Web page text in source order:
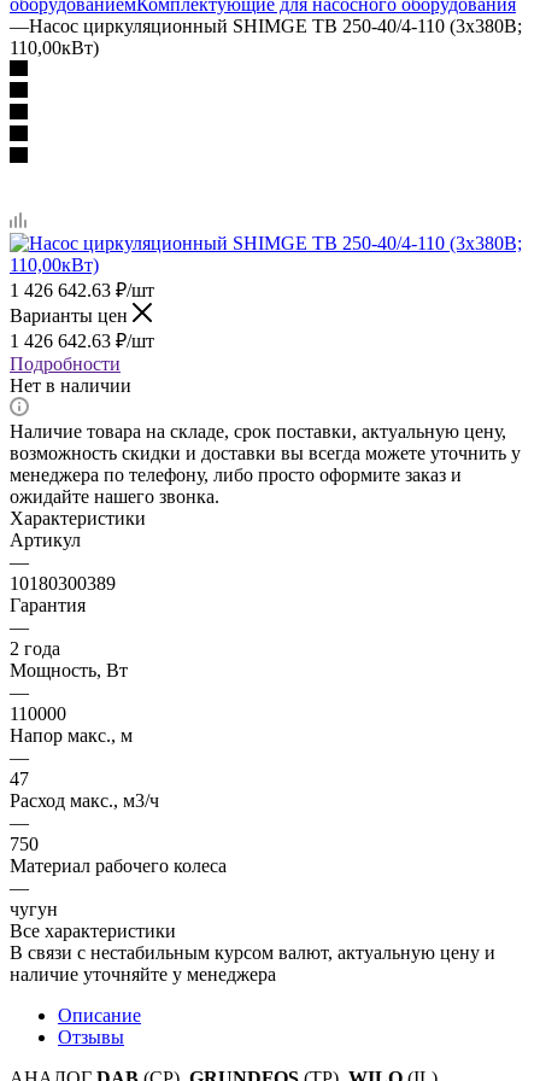
—Насос циркуляционный SHIMGE TB 250-40/4-110 (3х380В;
110,00кВт)
1 426 642.63 ₽/шт
Варианты цен
1 426 642.63 ₽/шт
Подробности
Нет в наличии
Наличие товара на складе, срок поставки, актуальную цену,
возможность скидки и доставки вы всегда можете уточнить у
менеджера по телефону, либо просто оформите заказ и
ожидайте нашего звонка.
Характеристики
Артикул
—
10180300389
Гарантия
—
2 года
Мощность, Вт
—
110000
Напор макс., м
—
47
Расход макс., м3/ч
—
750
Материал рабочего колеса
—
чугун
Все характеристики
В связи с нестабильным курсом валют, актуальную цену и
наличие уточняйте у менеджера
Описание
Отзывы